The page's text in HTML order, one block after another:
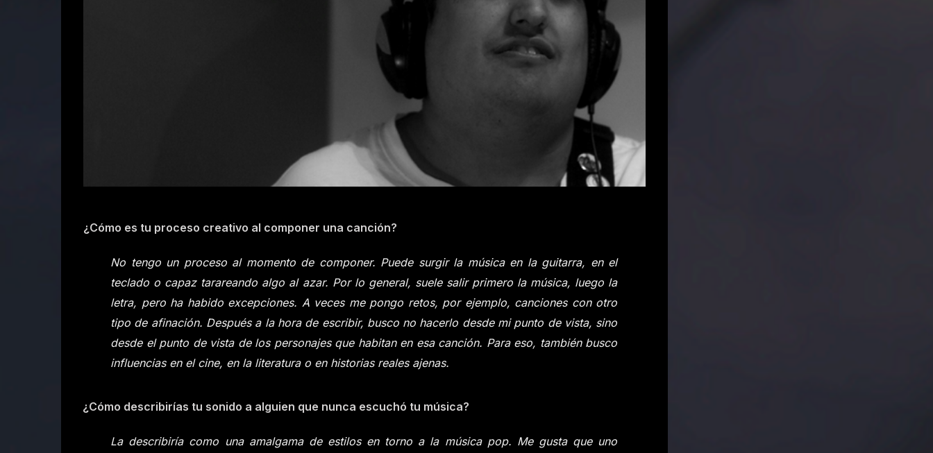
¿Cómo es tu proceso creativo al componer una canción?
No tengo un proceso al momento de componer. Puede surgir la música en la guitarra, en el
teclado o capaz tarareando algo al azar. Por lo general, suele salir primero la música, luego la
letra, pero ha habido excepciones. A veces me pongo retos, por ejemplo, canciones con otro
tipo de afinación. Después a la hora de escribir, busco no hacerlo desde mi punto de vista, sino
desde el punto de vista de los personajes que habitan en esa canción. Para eso, también busco
influencias en el cine, en la literatura o en historias reales ajenas.
¿Cómo describirías tu sonido a alguien que nunca escuchó tu música?
La describiría como una amalgama de estilos en torno a la música pop. Me gusta que uno